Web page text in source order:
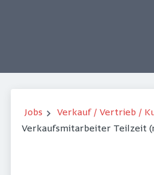
Jobs
Verkauf / Vertrieb /
Verkaufsmitarbeiter Teilzeit